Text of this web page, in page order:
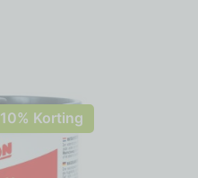
10% Korting